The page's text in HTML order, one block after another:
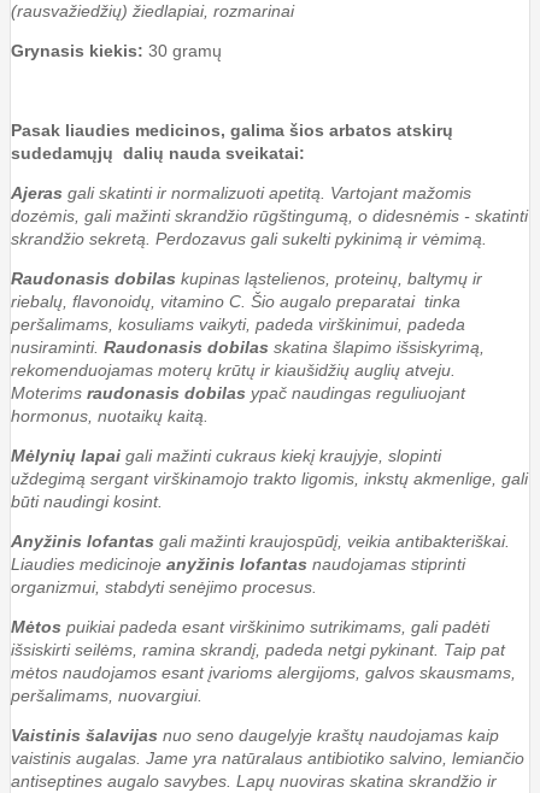
(rausvažiedžių) žiedlapiai, rozmarinai
Grynasis kiekis: 30 gramų
Pasak liaudies medicinos, galima šios arbatos atskirų
sudedamųjų dalių nauda sveikatai:
Ajeras gali skatinti ir normalizuoti apetitą. Vartojant mažomis
dozėmis, gali mažinti skrandžio rūgštingumą, o didesnėmis - skatinti
skrandžio sekretą. Perdozavus gali sukelti pykinimą ir vėmimą.
Raudonasis dobilas kupinas ląstelienos, proteinų, baltymų ir
riebalų, flavonoidų, vitamino C. Šio augalo preparatai tinka
peršalimams, kosuliams vaikyti, padeda virškinimui, padeda
nusiraminti. Raudonasis dobilas skatina šlapimo išsiskyrimą,
rekomenduojamas moterų krūtų ir kiaušidžių auglių atveju.
Moterims raudonasis dobilas ypač naudingas reguliuojant
hormonus, nuotaikų kaitą.
Mėlynių lapai gali mažinti cukraus kiekį kraujyje, slopinti
uždegimą sergant virškinamojo trakto ligomis, inkstų akmenlige, gali
būti naudingi kosint.
Anyžinis lofantas gali mažinti kraujospūdį, veikia antibakteriškai.
Liaudies medicinoje anyžinis lofantas naudojamas stiprinti
organizmui, stabdyti senėjimo procesus.
Mėtos puikiai padeda esant virškinimo sutrikimams, gali padėti
išsiskirti seilėms, ramina skrandį, padeda netgi pykinant. Taip pat
mėtos naudojamos esant įvarioms alergijoms, galvos skausmams,
peršalimams, nuovargiui.
Vaistinis šalavijas nuo seno daugelyje kraštų naudojamas kaip
vaistinis augalas. Jame yra natūralaus antibiotiko salvino, lemiančio
antiseptines augalo savybes. Lapų nuoviras skatina skrandžio ir